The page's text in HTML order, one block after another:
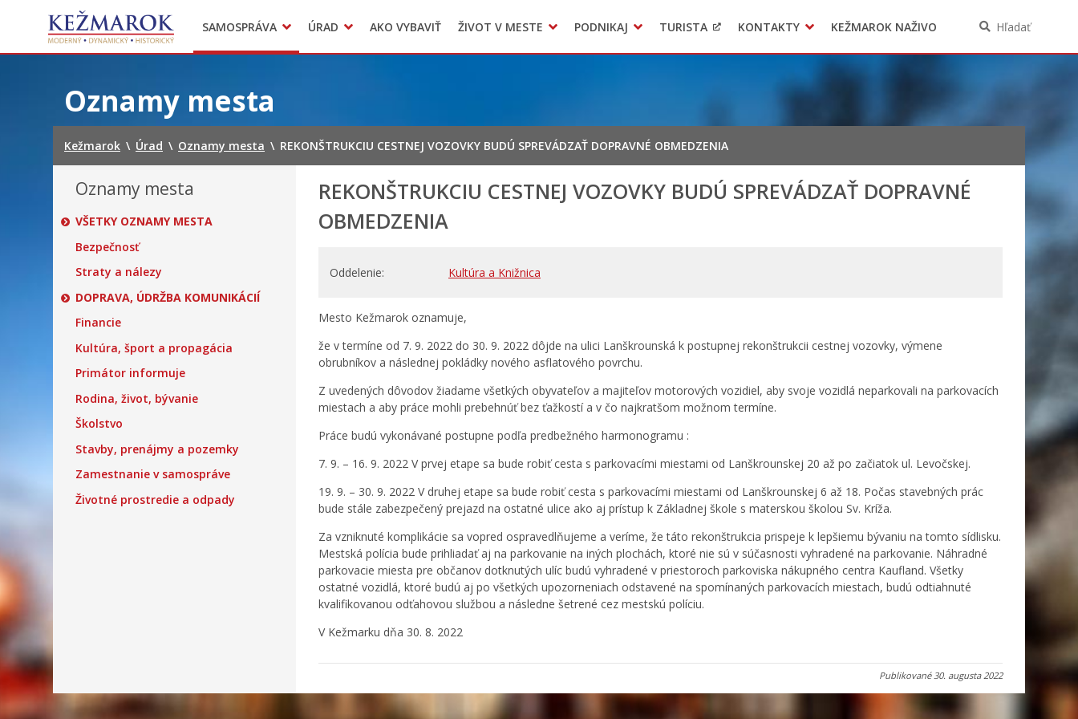
SAMOSPRÁVA
Mestská polícia
Geo informačný systém – Kežmarok
ÚRAD
Sekcie úradu
Oznamovanie podozrení z podvodov
AKO VYBAVIŤ ŽIVOT V MESTE
Triedený zber – NATUR – PACK
PODNIKAJ TURISTA KONTAKTY KEŽMAROK NAŽIVO Hľadať
Oznamy mesta
Kežmarok \ Úrad \ Oznamy mesta \ REKONŠTRUKCIU CESTNEJ VOZOVKY BUDÚ SPREVÁDZAŤ DOPRAVNÉ OBMEDZENIA
Oznamy mesta
VŠETKY OZNAMY MESTA
Bezpečnosť
Straty a nálezy
DOPRAVA, ÚDRŽBA KOMUNIKÁCIÍ
Financie
Kultúra, šport a propagácia
Primátor informuje
Rodina, život, bývanie
Školstvo
Stavby, prenájmy a pozemky
Zamestnanie v samospráve
Životné prostredie a odpady
REKONŠTRUKCIU CESTNEJ VOZOVKY BUDÚ SPREVÁDZAŤ DOPRAVNÉ
OBMEDZENIA
Oddelenie Kultúra a Knižnica
Mesto Kežmarok oznamuje,
že v termíne od 7. 9. 2022 do 30. 9. 2022 dôjde na ulici Lanškrounská k postupnej rekonštrukcii cestnej vozovky, výmene
obrubníkov a následnej pokládky nového asflatového povrchu.
Z uvedených dôvodov žiadame všetkých obyvateľov a majiteľov motorových vozidiel, aby svoje vozidlá neparkovali na parkovacích
miestach a aby práce mohli prebehnúť bez ťažkostí a v čo najkratšom možnom termíne.
Práce budú vykonávané postupne podľa predbežného harmonogramu :
7. 9. – 16. 9. 2022 V prvej etape sa bude robiť cesta s parkovacími miestami od Lanškrounskej 20 až po začiatok ul. Levočskej.
19. 9. – 30. 9. 2022 V druhej etape sa bude robiť cesta s parkovacími miestami od Lanškrounskej 6 až 18. Počas stavebných prác
bude stále zabezpečený prejazd na ostatné ulice ako aj prístup k Základnej škole s materskou školou Sv. Kríža.
Za vzniknuté komplikácie sa vopred ospravedlňujeme a veríme, že táto rekonštrukcia prispeje k lepšiemu bývaniu na tomto sídlisku.
Mestská polícia bude prihliadať aj na parkovanie na iných plochách, ktoré nie sú v súčasnosti vyhradené na parkovanie. Náhradné
parkovacie miesta pre občanov dotknutých ulíc budú vyhradené v priestoroch parkoviska nákupného centra Kaufland. Všetky
ostatné vozidlá, ktoré budú aj po všetkých upozorneniach odstavené na spomínaných parkovacích miestach, budú odtiahnuté
kvalifikovanou odťahovou službou a následne šetrené cez mestskú políciu.
V Kežmarku dňa 30. 8. 2022
Publikované30. augusta 2022